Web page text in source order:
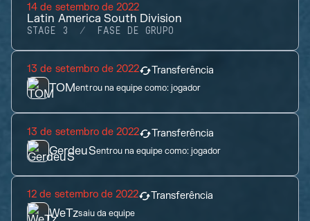
14 de setembro de 2022
Latin America South Division
STAGE 3 FASE DE GRUPO
13 de setembro de 2022 Transferência
TOMentrou na equipe como:jogador
13 de setembro de 2022 Transferência
GerdeuSentrou na equipe como:jogador
12 de setembro de 2022 Transferência
WeTzsaiu da equipe